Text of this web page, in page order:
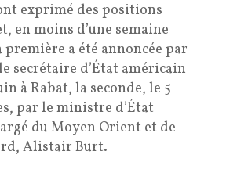
exprimé des positions
en moins d’une semaine
a été annoncée par
secrétaire d’État américain
à Rabat, la seconde, le 5
par le ministre d’État
du Moyen Orient et de
Alistair Burt.